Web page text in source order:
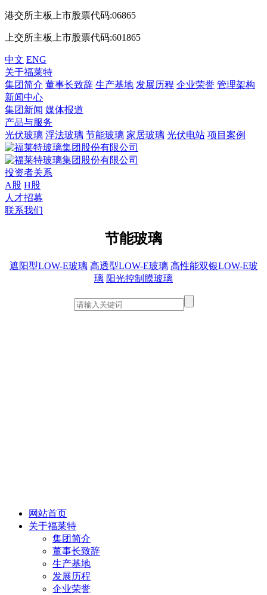
港交所主板上市股票代码:06865
上交所主板上市股票代码:601865
中文 ENG
关于福莱特
集团简介 董事长致辞 生产基地 发展历程 企业荣誉 管理架构
新闻中心
集团新闻 媒体报道
产品与服务
光伏玻璃 浮法玻璃 节能玻璃 家居玻璃 光伏电站 项目案例
投资者关系
A股 H股
人才招募
联系我们
节能玻璃
遮阳型LOW-E玻璃 高透型LOW-E玻璃 高性能双银LOW-E玻
璃 阳光控制膜玻璃
网站首页
关于福莱特
集团简介
董事长致辞
生产基地
发展历程
企业荣誉